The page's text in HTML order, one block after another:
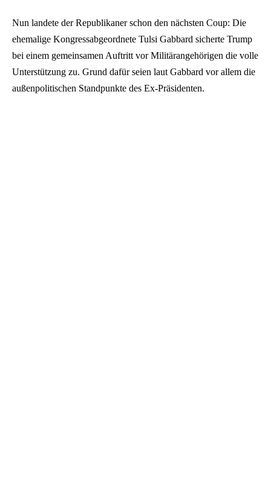
Nun landete der Republikaner schon den nächsten Coup: Die
ehemalige Kongressabgeordnete Tulsi Gabbard sicherte Trump
bei einem gemeinsamen Auftritt vor Militärangehörigen die volle
Unterstützung zu. Grund dafür seien laut Gabbard vor allem die
außenpolitischen Standpunkte des Ex-Präsidenten.